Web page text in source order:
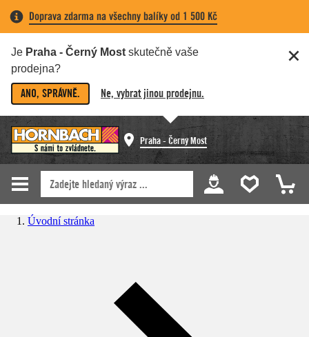
Doprava zdarma na všechny balíky od 1 500 Kč
Je Praha - Černý Most skutečně vaše
prodejna?
ANO, SPRÁVNĚ. Ne, vybrat jinou prodejnu.
Praha - Černý Most
Úvodní stránka